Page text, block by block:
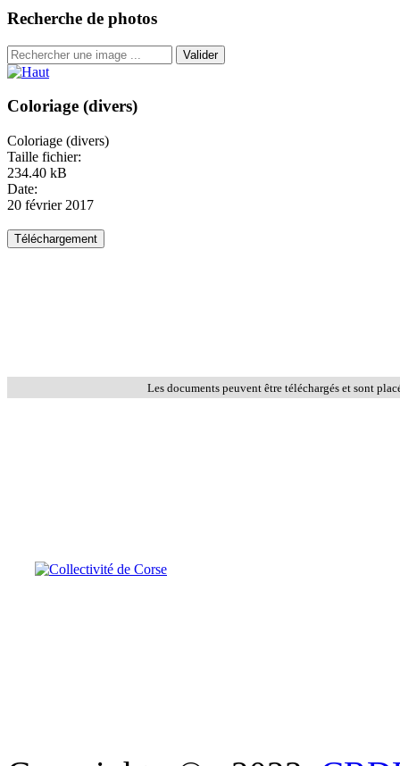
Recherche de photos
Valider
Coloriage (divers)
Coloriage (divers)
Taille fichier:
234.40 kB
Date:
20 février 2017
Les documents peuvent être téléchargés et sont